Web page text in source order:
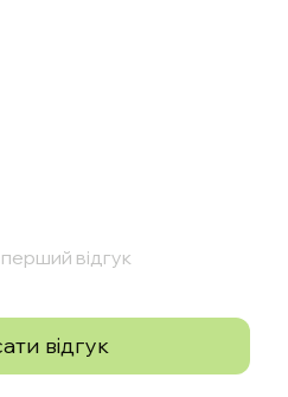
відгук
відгук